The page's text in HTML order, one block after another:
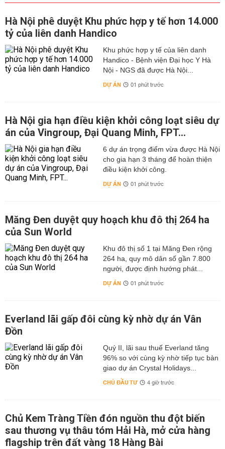
Hà Nội phê duyệt Khu phức hợp y tế hơn 14.000
tỷ của liên danh Handico
Khu phức hợp y tế của liên danh
Handico - Bệnh viện Đại học Y Hà
Nội - NGS đã được Hà Nội...
DỰ ÁN 01 phút trước
Hà Nội gia hạn điều kiện khởi công loạt siêu dự
án của Vingroup, Đại Quang Minh, FPT...
6 dự án trọng điểm vừa được Hà Nội
cho gia hạn 3 tháng để hoàn thiện
điều kiện khởi công.
DỰ ÁN 01 phút trước
Măng Đen duyệt quy hoạch khu đô thị 264 ha
của Sun World
Khu đô thị số 1 tại Măng Đen rộng
264 ha, quy mô dân số gần 7.800
người, được định hướng phát...
DỰ ÁN 01 phút trước
Everland lãi gấp đôi cùng kỳ nhờ dự án Vân
Đồn
Quý II, lãi sau thuế Everland tăng
96% so với cùng kỳ nhờ tiếp tục bàn
giao dự án Crystal Holidays...
CHỦ ĐẦU TƯ 4 giờ trước
Chủ Kem Tràng Tiền đón nguồn thu đột biến
sau thương vụ thâu tóm Hải Hà, mở cửa hàng
flagship trên đất vàng 18 Hàng Bài